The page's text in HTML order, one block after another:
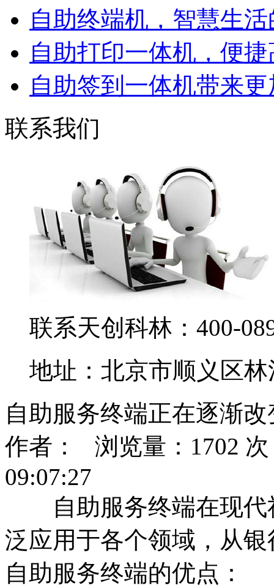
自助终端机，智慧生
自助打印一体机，便
自助签到一体机带来
联系我们
联系天创科林：400-
地址：北京市顺义区
自助服务终端正在逐渐
作者： 浏览量：1702
09:07:27
自助服务终端在现代
泛应用于各个领域，从
自助服务终端的优点：